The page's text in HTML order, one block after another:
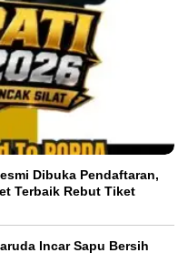
Dibuka Pendaftaran,
Terbaik Rebut Tiket
Incar Sapu Bersih